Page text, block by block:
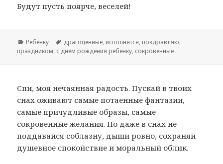
Будут пусть поярче, веселей!
Рубрики
Ребенку Метки
драгоценные, исполнятся, поздравляю,
праздником, с днем рождения ребенку, сокровенные
Спи, моя нечаянная радость. Пускай в твоих
снах оживают самые потаенные фантазии,
самые причудливые образы, самые
сокровенные желания. Но даже в снах не
поддавайся соблазну, дыши ровно, сохраняй
душевное спокойствие и моральный облик.